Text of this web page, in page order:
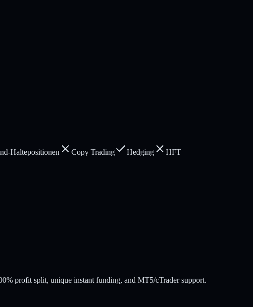
Haltepositionen Copy Trading Hedging
HFT
profit split, unique instant funding, and MT5/cTrader support.